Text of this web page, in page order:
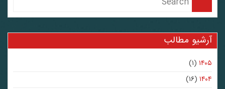
آرشیو مطالب
(۱)
(۱۶)